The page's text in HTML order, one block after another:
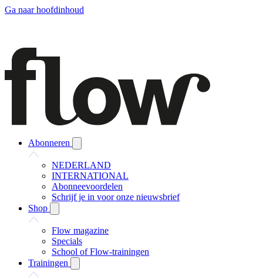
Ga naar hoofdinhoud
Abonneren
NEDERLAND
INTERNATIONAL
Abonneevoordelen
Schrijf je in voor onze nieuwsbrief
Shop
Flow magazine
Specials
School of Flow-trainingen
Trainingen